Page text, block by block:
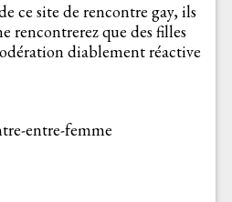
ce site de rencontre gay, ils
rencontrerez que des filles
diablement réactive